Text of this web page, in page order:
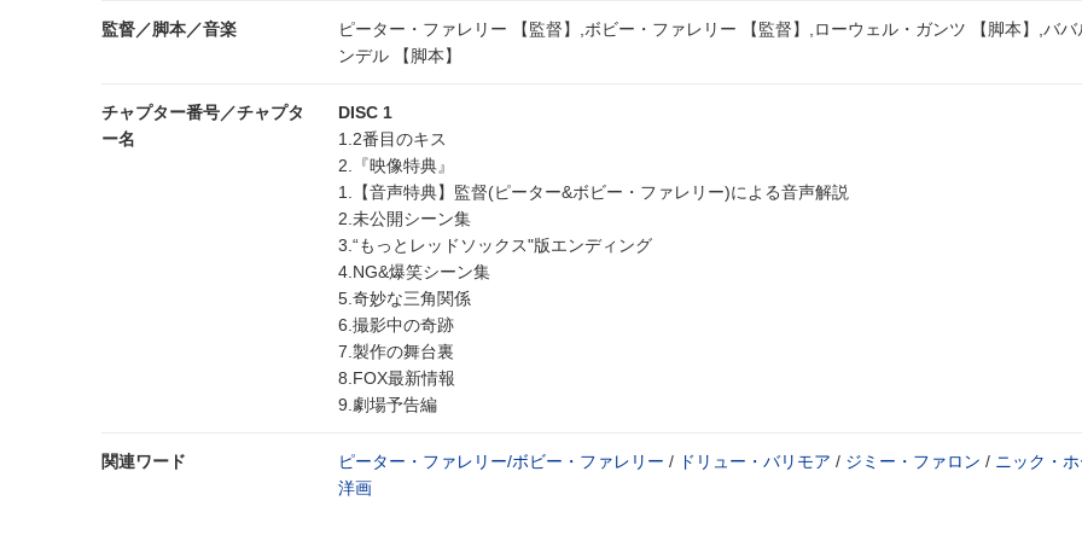
監督／脚本／音楽
ピーター・ファレリー 【監督】,ボビー・ファレリー 【監督】,ローウェル・ガンツ 【脚本】,ババ
ンデル 【脚本】
チャプター番号／チャプタ
ー名
DISC 1
1.2番目のキス
2.『映像特典』
1.【音声特典】監督(ピーター&ボビー・ファレリー)による音声解説
2.未公開シーン集
3.“もっとレッドソックス"版エンディング
4.NG&爆笑シーン集
5.奇妙な三角関係
6.撮影中の奇跡
7.製作の舞台裏
8.FOX最新情報
9.劇場予告編
関連ワード ピーター・ファレリー/ボビー・ファレリー / ドリュー・バリモア / ジミー・ファロン / ニック・
洋画